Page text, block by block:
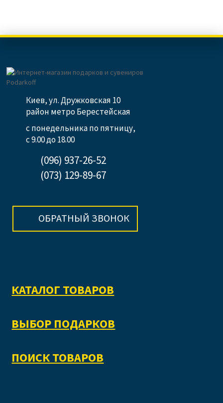
Киев, ул. Дружковская 10
район метро Берестейская
с понедельника по пятницу,
с 9.00 до 18.00
(096) 937-26-52
(073) 129-89-67
ОБРАТНЫЙ ЗВОНОК
КАТАЛОГ ТОВАРОВ
ВЫБОР ПОДАРКОВ
ПОИСК ТОВАРОВ